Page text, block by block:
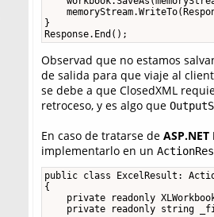
}
Response.End();
Observad que no estamos
de salida para que viaje al
se debe a que ClosedXML
retroceso, y es algo que
En caso de tratarse de ASP.NET
implementarlo en un
public class ExcelResult:
{
private readonly
private readonly string